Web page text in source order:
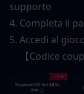
supporto
4. Completa il
5. Accedi al
【Codice